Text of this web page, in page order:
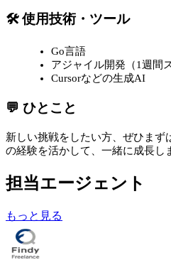
🛠 使用技術・ツール
Go言語
アジャイル開発（1週間
Cursorなどの生成AI
💬 ひとこと
新しい挑戦をしたい方、ぜひまず
の経験を活かして、一緒に成長し
担当エージェント
もっと見る